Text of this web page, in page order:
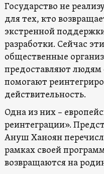
Государство не
для тех, кто
экстренной
разработки. Сейчас
общественные
предоставляют
помогают
действительность.
Одна из них –
реинтеграции».
Ануш Ханоян
рамках своей
возвращаются на